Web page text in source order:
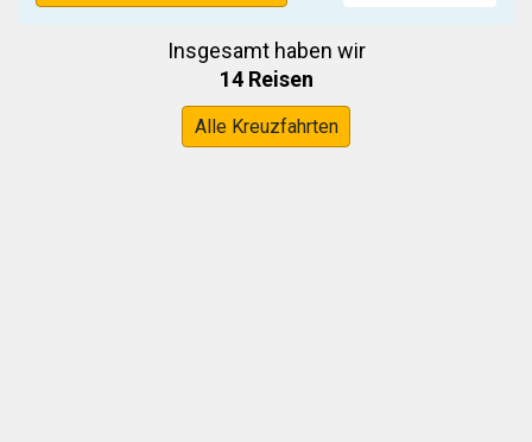
Insgesamt haben wir
14 Reisen
Alle Kreuzfahrten